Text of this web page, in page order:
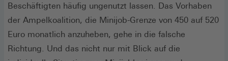
Beschäftigten häufig ungenutzt lassen. Das Vorhaben
der Ampelkoalition, die Minijob-Grenze von 450 auf 520
Euro monatlich anzuheben, gehe in die falsche
Richtung. Und das nicht nur mit Blick auf die